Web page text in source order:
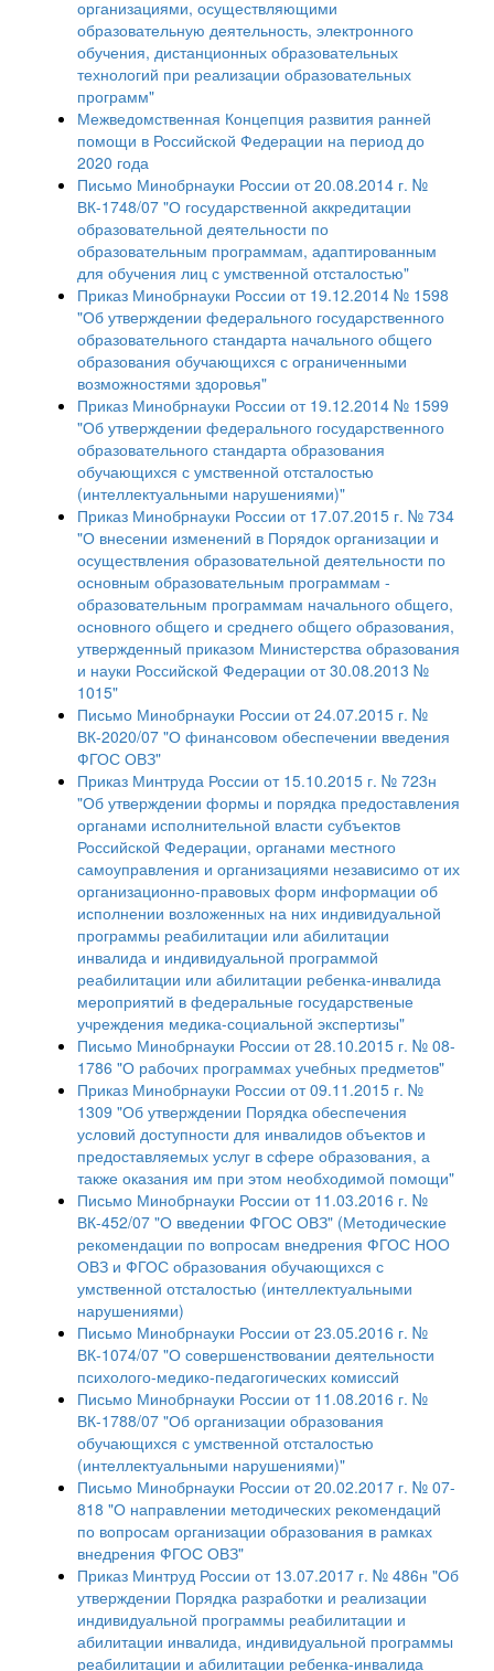
организациями, осуществляющими
образовательную деятельность, электронного
обучения, дистанционных образовательных
технологий при реализации образовательных
программ"
Межведомственная Концепция развития ранней
помощи в Российской Федерации на период до
2020 года
Письмо Минобрнауки России от 20.08.2014 г. №
ВК-1748/07 "О государственной аккредитации
образовательной деятельности по
образовательным программам, адаптированным
для обучения лиц с умственной отсталостью"
Приказ Минобрнауки России от 19.12.2014 № 1598
"Об утверждении федерального государственного
образовательного стандарта начального общего
образования обучающихся с ограниченными
возможностями здоровья"
Приказ Минобрнауки России от 19.12.2014 № 1599
"Об утверждении федерального государственного
образовательного стандарта образования
обучающихся с умственной отсталостью
(интеллектуальными нарушениями)"
Приказ Минобрнауки России от 17.07.2015 г. № 734
"О внесении изменений в Порядок организации и
осуществления образовательной деятельности по
основным образовательным программам -
образовательным программам начального общего,
основного общего и среднего общего образования,
утвержденный приказом Министерства образования
и науки Российской Федерации от 30.08.2013 №
1015"
Письмо Минобрнауки России от 24.07.2015 г. №
ВК-2020/07 "О финансовом обеспечении введения
ФГОС ОВЗ"
Приказ Минтруда России от 15.10.2015 г. № 723н
"Об утверждении формы и порядка предоставления
органами исполнительной власти субъектов
Российской Федерации, органами местного
самоуправления и организациями независимо от их
организационно-правовых форм информации об
исполнении возложенных на них индивидуальной
программы реабилитации или абилитации
инвалида и индивидуальной программой
реабилитации или абилитации ребенка-инвалида
мероприятий в федеральные государственые
учреждения медика-социальной экспертизы"
Письмо Минобрнауки России от 28.10.2015 г. № 08-
1786 "О рабочих программах учебных предметов"
Приказ Минобрнауки России от 09.11.2015 г. №
1309 "Об утверждении Порядка обеспечения
условий доступности для инвалидов объектов и
предоставляемых услуг в сфере образования, а
также оказания им при этом необходимой помощи"
Письмо Минобрнауки России от 11.03.2016 г. №
ВК-452/07 "О введении ФГОС ОВЗ" (Методические
рекомендации по вопросам внедрения ФГОС НОО
ОВЗ и ФГОС образования обучающихся с
умственной отсталостью (интеллектуальными
нарушениями)
Письмо Минобрнауки России от 23.05.2016 г. №
ВК-1074/07 "О совершенствовании деятельности
психолого-медико-педагогических комиссий
Письмо Минобрнауки России от 11.08.2016 г. №
ВК-1788/07 "Об организации образования
обучающихся с умственной отсталостью
(интеллектуальными нарушениями)"
Письмо Минобрнауки России от 20.02.2017 г. № 07-
818 "О направлении методических рекомендаций
по вопросам организации образования в рамках
внедрения ФГОС ОВЗ"
Приказ Минтруд России от 13.07.2017 г. № 486н "Об
утверждении Порядка разработки и реализации
индивидуальной программы реабилитации и
абилитации инвалида, индивидуальной программы
реабилитации и абилитации ребенка-инвалида